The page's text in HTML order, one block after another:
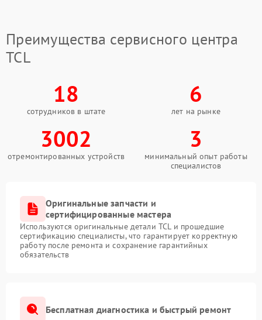
Преимущества сервисного центра
TCL
18
сотрудников в штате
6
лет на рынке
3002
отремонтированных устройств
3
минимальный опыт работы
специалистов
Оригинальные запчасти и
сертифицированные мастера
Используются оригинальные детали TCL и прошедшие
сертификацию специалисты, что гарантирует корректную
работу после ремонта и сохранение гарантийных
обязательств
Бесплатная диагностика и быстрый ремонт